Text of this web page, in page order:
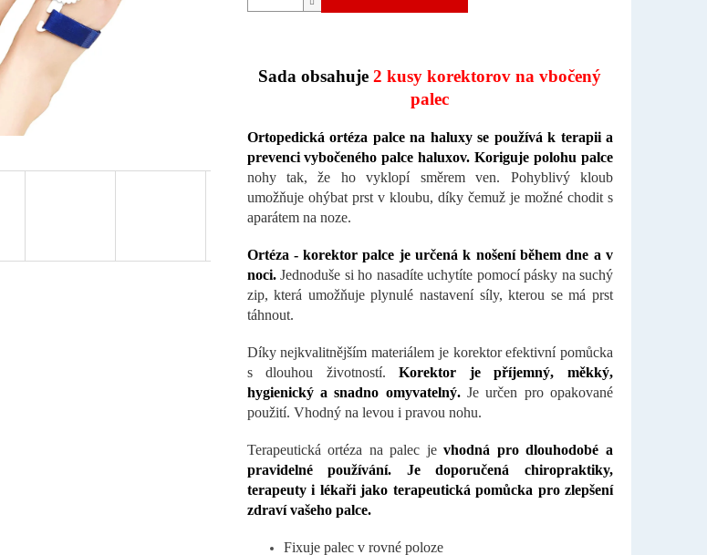
Sada obsahuje2 kusy korektorov na vbočený
palec
Ortopedická ortéza palce na haluxy se používá k terapii a
prevenci vybočeného palce haluxov. Koriguje polohu palce
nohy tak, že ho vyklopí směrem ven. Pohyblivý kloub
umožňuje ohýbat prst v kloubu, díky čemuž je možné chodit s
aparátem na noze.
Ortéza - korektor palce je určená k nošení během dne a v
noci.Jednoduše si ho nasadíte uchytíte pomocí pásky na suchý
zip, která umožňuje plynulé nastavení síly, kterou se má prst
táhnout.
Díky nejkvalitnějším materiálem je korektor efektivní pomůcka
s dlouhou životností. Korektor je příjemný, měkký,
hygienický a snadno omyvatelný.Je určen pro opakované
použití. Vhodný na levou i pravou nohu.
Terapeutická ortéza na palec jevhodná pro dlouhodobé a
pravidelné používání. Je doporučená chiropraktiky,
terapeuty i lékaři jako terapeutická pomůcka pro zlepšení
zdraví vašeho palce.
Fixuje palec v rovné poloze